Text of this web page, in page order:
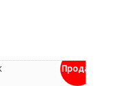
Продан